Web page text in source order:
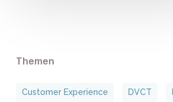
Themen
Customer Experience DVCT